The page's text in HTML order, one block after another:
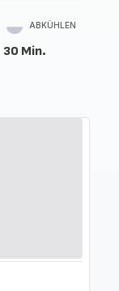
ABKÜHLEN
30 Min.